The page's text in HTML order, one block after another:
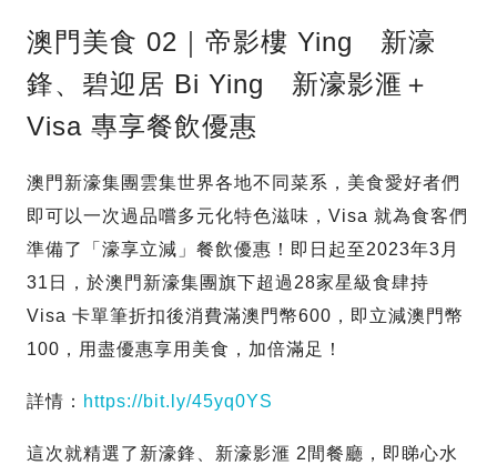
澳門美食 02｜帝影樓 Ying 新濠
鋒、碧迎居 Bi Ying 新濠影滙＋
Visa 專享餐飲優惠
澳門新濠集團雲集世界各地不同菜系，美食愛好者們
即可以一次過品嚐多元化特色滋味，Visa 就為食客們
準備了「濠享立減」餐飲優惠！即日起至2023年3月
31日，於澳門新濠集團旗下超過28家星級食肆持
Visa 卡單筆折扣後消費滿澳門幣600，即立減澳門幣
100，用盡優惠享用美食，加倍滿足！
詳情： https://bit.ly/45yq0YS
這次就精選了新濠鋒、新濠影滙 2間餐廳，即睇心水